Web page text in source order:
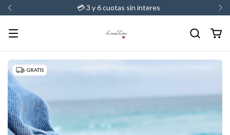
💳 3 y 6 cuotas sin interes
GRATIS